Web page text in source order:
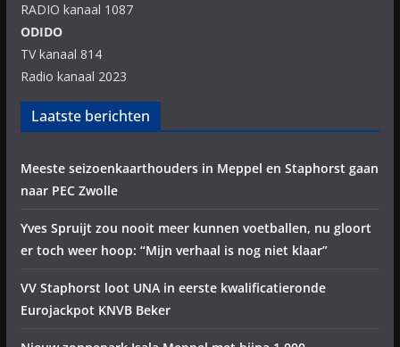
RADIO kanaal 1087
ODIDO
TV kanaal 814
Radio kanaal 2023
Laatste berichten
Meeste seizoenkaarthouders in Meppel en Staphorst gaan
naar PEC Zwolle
Yves Spruijt zou nooit meer kunnen voetballen, nu gloort
er toch weer hoop: “Mijn verhaal is nog niet klaar”
VV Staphorst loot UNA in eerste kwalificatieronde
Eurojackpot KNVB Beker